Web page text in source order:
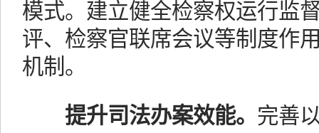
模式。建立健全检察权运行监
评、检察官联席会议等制度作
机制。
提升司法办案效能。 完善